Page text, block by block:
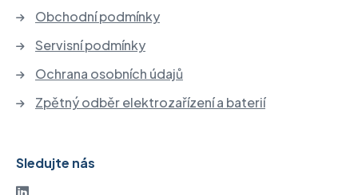
Obchodní podmínky
Servisní podmínky
Ochrana osobních údajů
Zpětný odběr elektrozařízení a baterií
Sledujte nás